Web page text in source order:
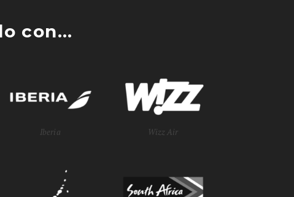
con...
Iberia Wizz Air